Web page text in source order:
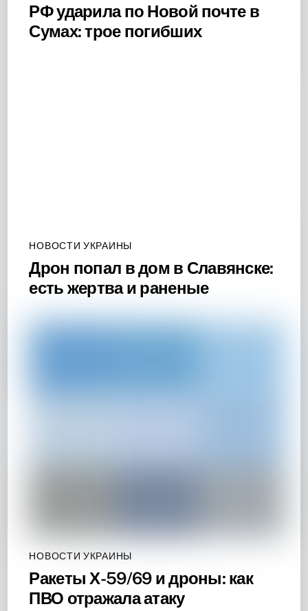
РФ ударила по Новой почте в
Сумах: трое погибших
НОВОСТИ УКРАИНЫ
Дрон попал в дом в Славянске:
есть жертва и раненые
НОВОСТИ УКРАИНЫ
Ракеты Х-59/69 и дроны: как
ПВО отражала атаку